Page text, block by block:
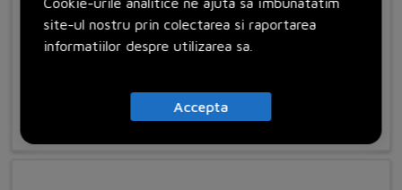
SACC-V-3CON-PG9/A-1L 24V
Cod: 1527906
Adauga in cos
site-ul nostru prin colectarea si raportarea
informatiilor despre utilizarea sa.
Accepta